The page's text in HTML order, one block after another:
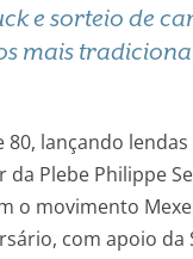
e sorteio de
mais
lançando
Plebe Philippe
o movimento
com apoio da